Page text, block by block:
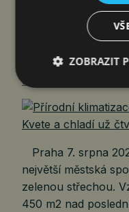
PŘÍRODNÍ
PRAŽSKÝCH
A CHLADÍ UŽ
čtk
Praha 7. srpna
největší městská
zelenou střechou.
450 m2 nad
ZOBRAZIT